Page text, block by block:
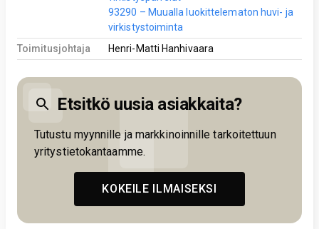
93290 – Muualla luokittelematon huvi- ja
virkistystoiminta
Toimitusjohtaja
Henri-Matti Hanhivaara
Etsitkö uusia asiakkaita?
Tutustu myynnille ja markkinoinnille tarkoitettuun
yritystietokantaamme.
KOKEILE ILMAISEKSI